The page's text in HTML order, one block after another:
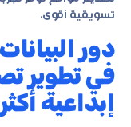
تسويقية أقوى.
دور
في تطوير
إبداعية